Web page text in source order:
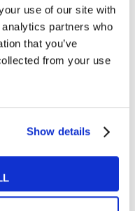
use of our site with
partners who
that you’ve
from your use
Show details
dichiaro di acconsentire
conformità
e promozionali